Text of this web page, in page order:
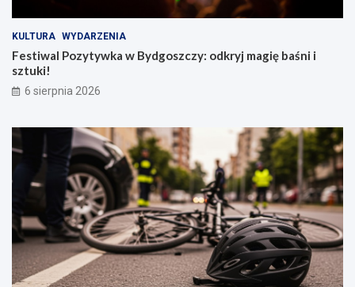
KULTURA WYDARZENIA
Festiwal Pozytywka w Bydgoszczy: odkryj magię baśni i
sztuki!
6 sierpnia 2026